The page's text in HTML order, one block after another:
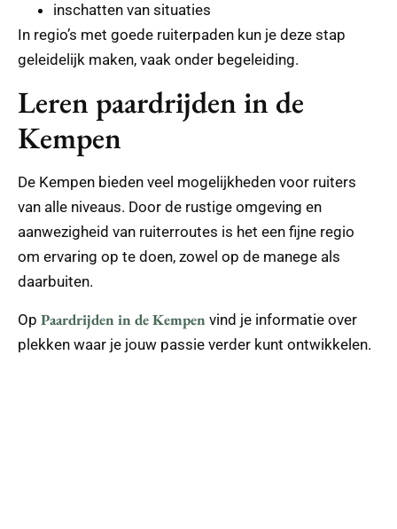
inschatten van situaties
In regio’s met goede ruiterpaden kun je deze stap
geleidelijk maken, vaak onder begeleiding.
Leren paardrijden in de
Kempen
De Kempen bieden veel mogelijkheden voor ruiters
van alle niveaus. Door de rustige omgeving en
aanwezigheid van ruiterroutes is het een fijne regio
om ervaring op te doen, zowel op de manege als
daarbuiten.
Op Paardrijden in de Kempen vind je informatie over
plekken waar je jouw passie verder kunt ontwikkelen.